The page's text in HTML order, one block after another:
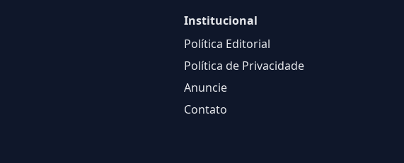
Institucional
Política Editorial
Política de Privacidade
Anuncie
Contato